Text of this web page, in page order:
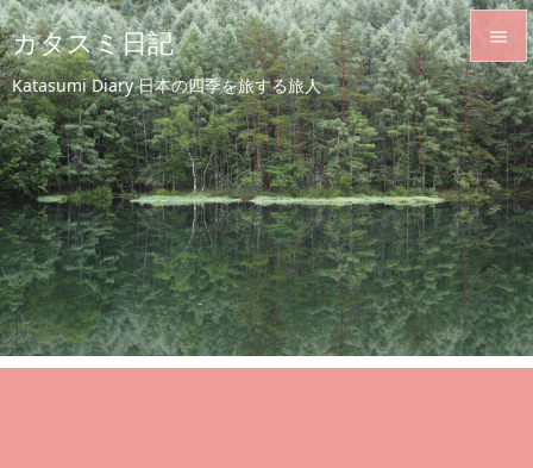
カタスミ日記
Katasumi Diary 日本の四季を旅する旅人


メニュ

サイド

前へ

次へ

検索